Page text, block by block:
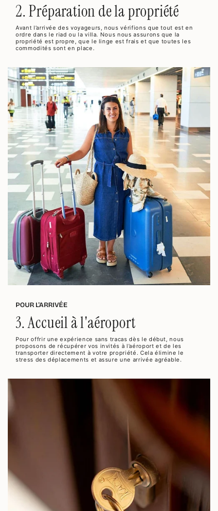
2. Préparation de la propriété
Avant l’arrivée des voyageurs, nous vérifions que tout est en
ordre dans le riad ou la villa. Nous nous assurons que la
propriété est propre, que le linge est frais et que toutes les
commodités sont en place.
POUR L'ARRIVÉE
3. Accueil à l'aéroport
Pour offrir une expérience sans tracas dès le début, nous
proposons de récupérer vos invités à l’aéroport et de les
transporter directement à votre propriété. Cela élimine le
stress des déplacements et assure une arrivée agréable.